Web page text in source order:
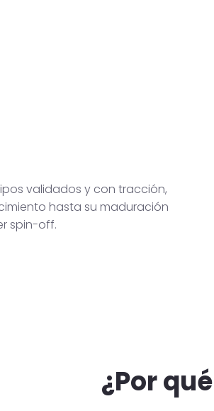
validados y con tracción,
hasta su maduración
spin-off.
¿Por